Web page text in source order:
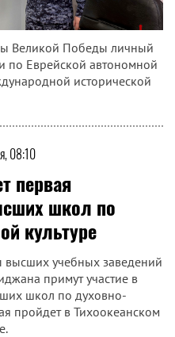
Великой Победы личный
по Еврейской автономной
исторической
08:10
первая
школ по
культуре
высших учебных заведений
примут участие в
школ по духовно-
пройдет в Тихоокеанском